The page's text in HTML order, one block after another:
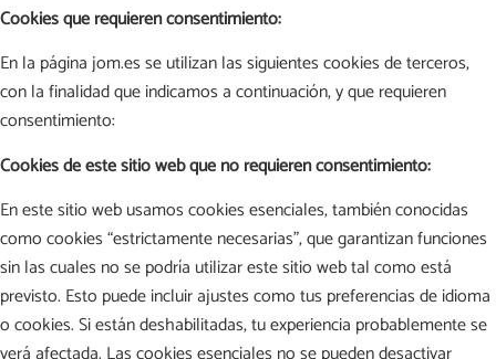
Cookies que requieren consentimiento:
En la página jom.es se utilizan las siguientes cookies de terceros,
con la finalidad que indicamos a continuación, y que requieren
consentimiento:
Cookies de este sitio web que no requieren consentimiento:
En este sitio web usamos cookies esenciales, también conocidas
como cookies “estrictamente necesarias”, que garantizan funciones
sin las cuales no se podría utilizar este sitio web tal como está
previsto. Esto puede incluir ajustes como tus preferencias de idioma
o cookies. Si están deshabilitadas, tu experiencia probablemente se